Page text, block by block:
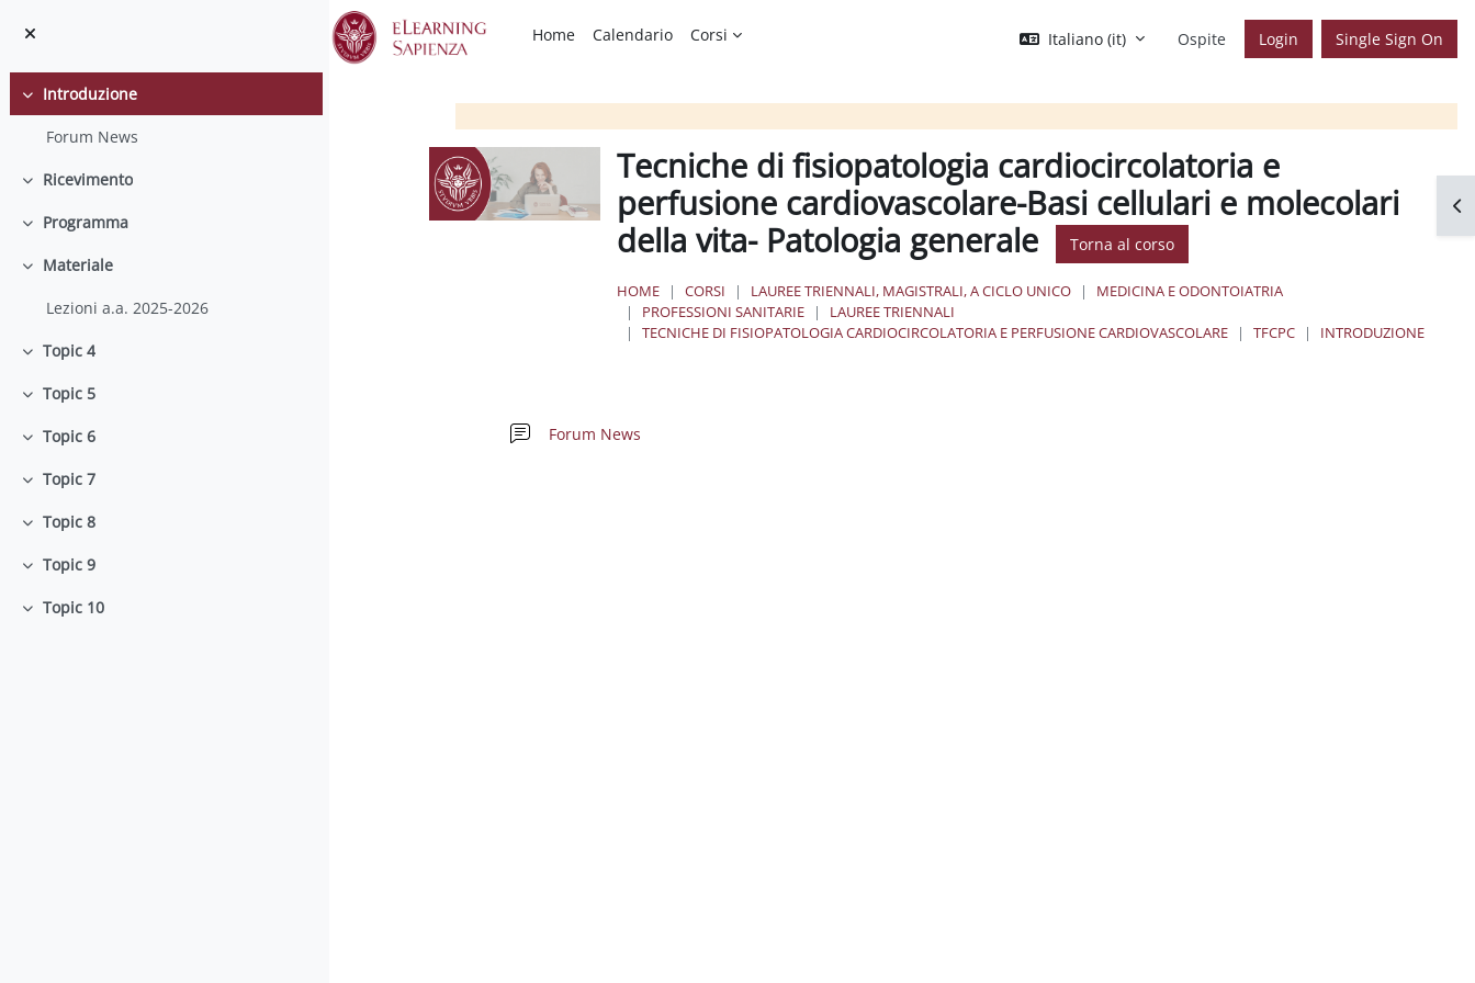
Home
Calendario Corsi Italiano ‎(it)‎ Ospite Login Single Sign On
Minimizza
Introduzione
Forum News
Minimizza
Ricevimento
Minimizza
Programma
Minimizza
Materiale
Lezioni a.a. 2025-2026
Minimizza
Topic 4
Minimizza
Topic 5
Minimizza
Topic 6
Minimizza
Topic 7
Minimizza
Topic 8
Minimizza
Topic 9
Minimizza
Topic 10
Tecniche di fisiopatologia cardiocircolatoria e
perfusione cardiovascolare-Basi cellulari e molecolari
della vita- Patologia generale
Torna al corso
HOME CORSI LAUREE TRIENNALI, MAGISTRALI, A CICLO UNICO
MEDICINA E ODONTOIATRIA
PROFESSIONI SANITARIE
LAUREE TRIENNALI
TECNICHE DI FISIOPATOLOGIA CARDIOCIRCOLATORIA E PERFUSIONE CARDIOVASCOLARE
TFCPC INTRODUZIONE
Schema della sezione
Forum News